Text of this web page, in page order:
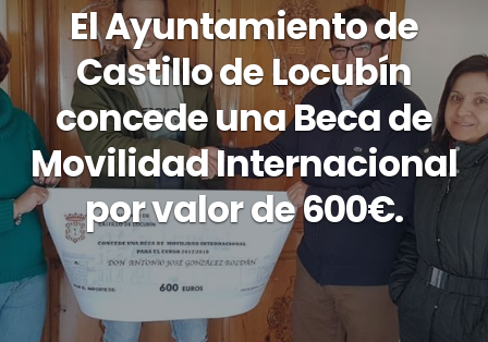
El Ayuntamiento de
Castillo de Locubín
concede una Beca de
Movilidad Internacional
por valor de 600€.